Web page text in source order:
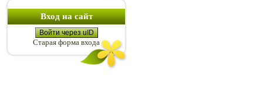
Вход на сайт
Войти через uID
Старая форма входа